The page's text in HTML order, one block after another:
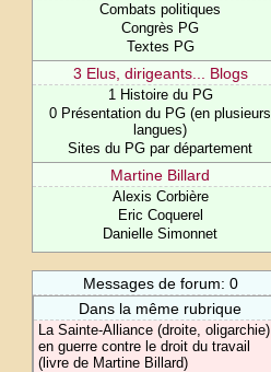
Combats politiques
Congrès PG
Textes PG
3 Elus, dirigeants... Blogs
1 Histoire du PG
0 Présentation du PG (en plusieurs
langues)
Sites du PG par département
Martine Billard
Alexis Corbière
Eric Coquerel
Danielle Simonnet
Messages de forum: 0
Dans la même rubrique
La Sainte-Alliance (droite, oligarchie)
en guerre contre le droit du travail
(livre de Martine Billard)